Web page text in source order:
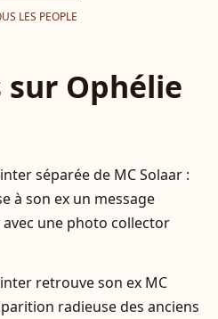
LES PEOPLE
Ophélie
séparée de MC Solaar :
à son ex un message
une photo collector
retrouve son ex MC
radieuse des anciens